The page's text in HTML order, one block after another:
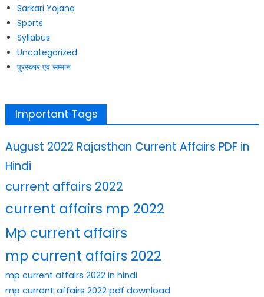
Sarkari Yojana
Sports
Syllabus
Uncategorized
पुरस्कार एवं सम्मान
Important Tags
August 2022 Rajasthan Current Affairs PDF in
Hindi
current affairs 2022
current affairs mp 2022
Mp current affairs
mp current affairs 2022
mp current affairs 2022 in hindi
mp current affairs 2022 pdf download